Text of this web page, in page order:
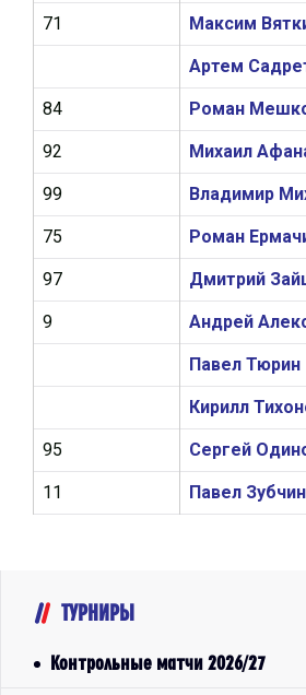
Максим
Артем
Роман
Михаил
Владимир
Роман
Дмитрий
Андрей
Павел Тюрин
Кирилл
Сергей
Павел
71
84
92
99
75
97
9
95
11
ТУРНИРЫ
Контрольные матчи 2026/27